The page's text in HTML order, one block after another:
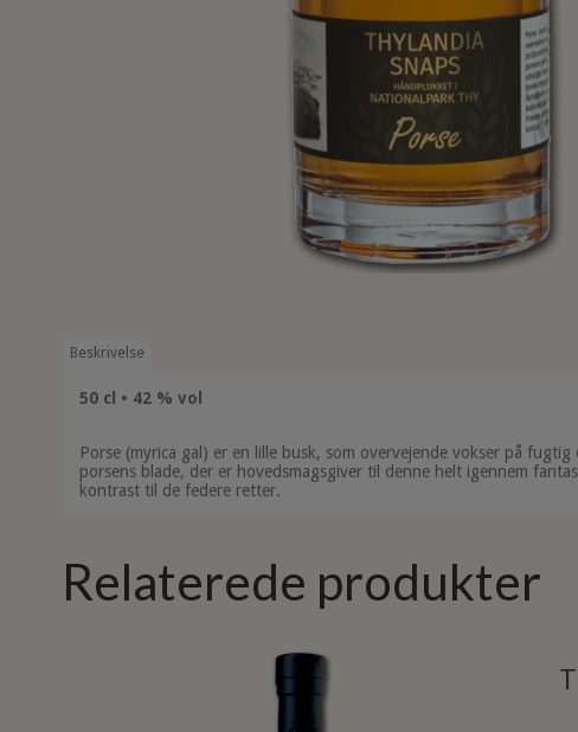
Beskrivelse
50 cl • 42 % vol
Porse (myrica gal) er en lille busk, som overvejende vokser på
porsens blade, der er hovedsmagsgiver til denne helt igennem
kontrast til de federe retter.
Relaterede produkter